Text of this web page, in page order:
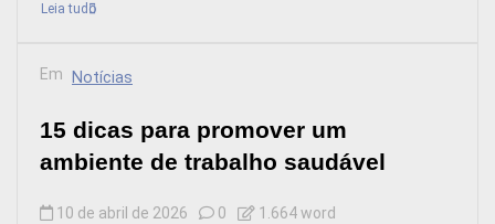
Leia tudo
Em Notícias
15 dicas para promover um
ambiente de trabalho saudável
10 de abril de 2026 0 1.664 word